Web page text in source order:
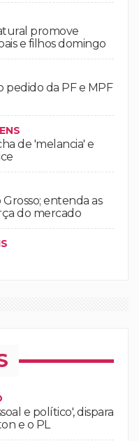
promove
e filhos domingo
pedido da PF e MPF
de 'melancia' e
entenda as
do mercado
e político', dispara
e o PL